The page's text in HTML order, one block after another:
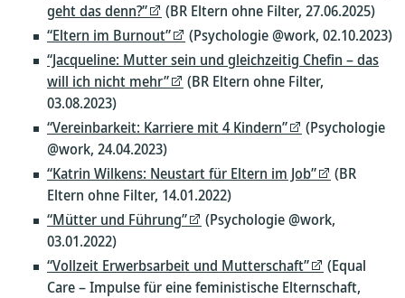
geht das denn?”
(BR Eltern ohne Filter, 27.06.2025)
“Eltern im Burnout”
(Psychologie @work, 02.10.2023)
“Jacqueline: Mutter sein und gleichzeitig Chefin – das
will ich nicht mehr”
(BR Eltern ohne Filter,
03.08.2023)
“Vereinbarkeit: Karriere mit 4 Kindern”
(Psychologie
@work, 24.04.2023)
“Katrin Wilkens: Neustart für Eltern im Job”
(BR
Eltern ohne Filter, 14.01.2022)
“Mütter und Führung”
(Psychologie @work,
03.01.2022)
“Vollzeit Erwerbsarbeit und Mutterschaft”
(Equal
Care – Impulse für eine feministische Elternschaft,